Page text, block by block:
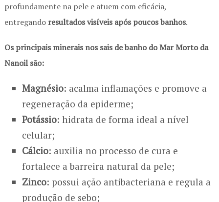
profundamente na pele e atuem com eficácia,
entregando resultados visíveis após poucos banhos.
Os principais minerais nos sais de banho do Mar Morto da
Nanoil são:
Magnésio: acalma inflamações e promove a
regeneração da epiderme;
Potássio: hidrata de forma ideal a nível
celular;
Cálcio: auxilia no processo de cura e
fortalece a barreira natural da pele;
Zinco: possui ação antibacteriana e regula a
produção de sebo;